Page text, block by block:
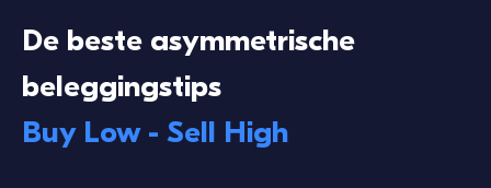
De beste asymmetrische
beleggingstips
Buy Low - Sell High